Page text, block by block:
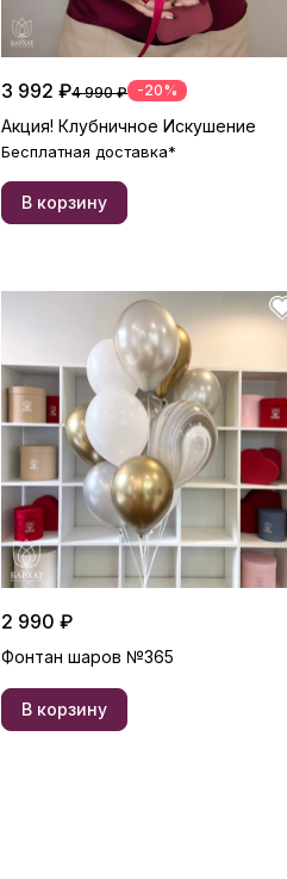
3 992 ₽4 990 ₽ -20%
Акция! Клубничное Искушение
Бесплатная доставка*
В корзину
2 990 ₽
Фонтан шаров №365
В корзину